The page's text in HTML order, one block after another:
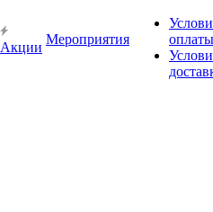
Акции
Мероприятия
оплаты